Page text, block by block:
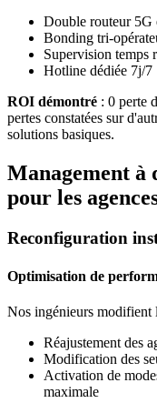
Double routeur 5G
Bonding tri-
Supervision temps
Hotline dédiée 7j/7
ROI démontré : 0 perte
pertes constatées sur
solutions basiques.
Management à
pour les
Reconfiguration
Optimisation de
Nos ingénieurs modifient
Réajustement des
Modification des
Activation de
maximale